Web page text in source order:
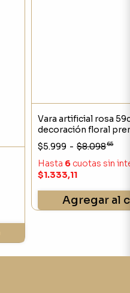
Vara artificial rosa
decoración floral
$5.999 - $8.09865
Hasta 6 cuotas sin
$1.333,11
Agregar al